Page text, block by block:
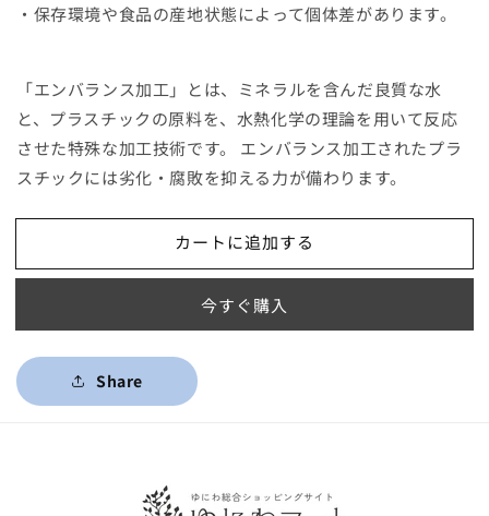
・保存環境や食品の産地状態によって個体差があります。
「エンバランス加工」とは、ミネラルを含んだ良質な水
と、プラスチックの原料を、水熱化学の理論を用いて反応
させた特殊な加工技術です。 エンバランス加工されたプラ
スチックには劣化・腐敗を抑える力が備わります。
カートに追加する
今すぐ購入
Share